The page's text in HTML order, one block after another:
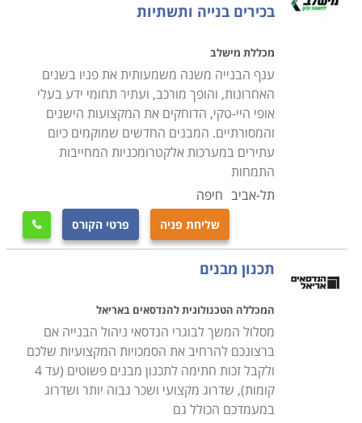
בכירים בנייה ותשתיות
מכללת מישלב
ענף הבנייה משנה משמעותית את פניו בשנים
האחרונות, והופך מורכב, ועתיר תחומי ידע בעלי
אופי היי-טקי, הדוחקים את המקצועות הישנים
והמסורתיים. המבנים החדשים שמוקמים כיום
עתירים במערכות אלקטרומכניות המחייבות
התמחות
תל-אביב חיפה
שליחת פניה פרטי הקורס 
תכנון מבנים
המכללה הטכנולוגית להנדסאים באריאל
מסלול המשך לבוגרי הנדסאי ניהול הבנייה אם
ברצונכם להרחיב את הסמכויות המקצועיות שלכם
ולקבל זכות חתימה לתכנון מבנים פשוטים (עד 4
קומות), שדרוג מקצועי ושכר גבוה יותר ושדרוג
במעמדכם הכולל גם